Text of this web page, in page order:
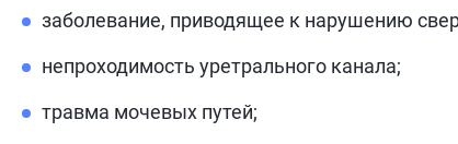
заболевание, приводящее к нарушению
непроходимость уретрального канала;
травма мочевых путей;